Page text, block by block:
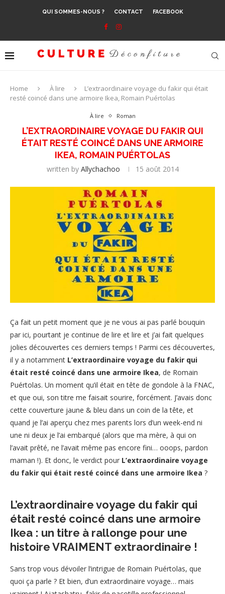
QUI SOMMES-NOUS ? CONTACT FACEBOOK
Home À lire
L’extraordinaire voyage du fakir qui était
resté coincé dans une armoire Ikea, Romain Puértolas
À lire Roman
L’EXTRAORDINAIRE VOYAGE DU FAKIR QUI
ÉTAIT RESTÉ COINCÉ DANS UNE ARMOIRE
IKEA, ROMAIN PUÉRTOLAS
written by Allychachoo 15 août 2014
Ça fait un petit moment que je ne vous ai pas parlé bouquin
par ici, pourtant je continue de lire et lire et j’ai fait quelques
jolies découvertes ces derniers temps ! Parmi ces découvertes,
il y a notamment L’extraordinaire voyage du fakir qui
était resté coincé dans une armoire Ikea, de Romain
Puértolas. Un moment qu’il était en tête de gondole à la FNAC,
et que oui, son titre me faisait sourire, forcément. J’avais donc
cette couverture jaune & bleu dans un coin de la tête, et
quand je l’ai aperçu chez mes parents lors d’un week-end ni
une ni deux je l’ai embarqué (alors que ma mère, à qui on
l’avait prêté, ne l’avait même pas encore fini… ooops, pardon
maman !). Et donc, le verdict pour L’extraordinaire voyage
du fakir qui était resté coincé dans une armoire Ikea ?
L’extraordinaire voyage du fakir qui
était resté coincé dans une armoire
Ikea : un titre à rallonge pour une
histoire VRAIMENT extraordinaire !
Sans trop vous dévoiler l’intrigue de Romain Puértolas, que
quoi ça parle ? Et bien, d’un extraordinaire voyage… mais